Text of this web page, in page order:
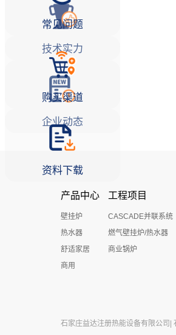
常见问题
购买渠道
资料下载
技术实力
企业动态
产品中心
壁挂炉
热水器
舒适家居
商用
工程项目
CASCADE并联系统
燃气壁挂炉/热水器
商业锅炉
石家庄益达注册热能设备有限公司